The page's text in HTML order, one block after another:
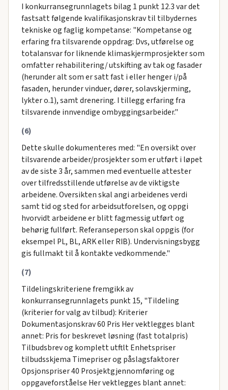
I konkurransegrunnlagets bilag 1 punkt 12.3 var det
fastsatt følgende kvalifikasjonskrav til tilbydernes
tekniske og faglig kompetanse: "Kompetanse og
erfaring fra tilsvarende oppdrag: Dvs, utførelse og
totalansvar for liknende klimaskjermprosjekter som
omfatter rehabilitering/ utskifting av tak og fasader
(herunder alt som er satt fast i eller henger i/på
fasaden, herunder vinduer, dører, solavskjerming,
lykter o.1), samt drenering. I tillegg erfaring fra
tilsvarende innvendige ombyggingsarbeider."
(6)
Dette skulle dokumenteres med: "En oversikt over
tilsvarende arbeider/prosjekter som er utført i løpet
av de siste 3 år, sammen med eventuelle attester
over tilfredsstillende utførelse av de viktigste
arbeidene. Oversikten skal angi arbeidenes verdi
samt tid og sted for arbeidsutforelsen, og oppgi
hvorvidt arbeidene er blitt fagmessig utført og
behørig fullført. Referanseperson skal oppgis (for
eksempel PL, BL, ARK eller RIB). Undervisningsbygg
gis fullmakt til å kontakte vedkommende."
(7)
Tildelingskriteriene fremgikk av
konkurransegrunnlagets punkt 15, "Tildeling
(kriterier for valg av tilbud): Kriterier
Dokumentasjonskrav 60 Pris Her vektlegges blant
annet: Pris for beskrevet løsning (fast totalpris)
Tilbudsbrev og komplett utftlt Enhetspriser
tilbudsskjema Timepriser og påslagsfaktorer
Opsjonspriser 40 Prosjektgjennomføring og
oppgaveforståelse Her vektlegges blant annet: